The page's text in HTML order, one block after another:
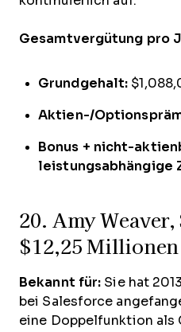
Gesamtvergütung pro
Grundgehalt:
Aktien-/
Bonus + nicht-
leistungsabhängige
20. Amy Weaver,
$12,25 Millionen
Bekannt für: Sie hat
bei Salesforce
eine Doppelfunktion als